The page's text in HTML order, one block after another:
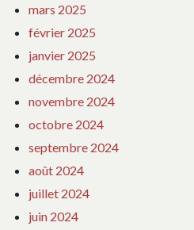
mars 2025
février 2025
janvier 2025
décembre 2024
novembre 2024
octobre 2024
septembre 2024
août 2024
juillet 2024
juin 2024